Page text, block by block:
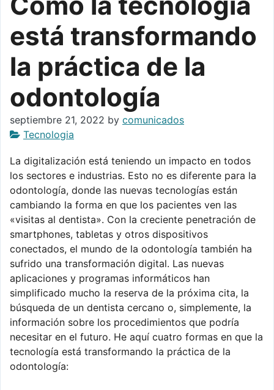
está transformando
la práctica de la
odontología
septiembre 21, 2022 by comunicados
Tecnologia
La digitalización está teniendo un impacto en todos
los sectores e industrias. Esto no es diferente para la
odontología, donde las nuevas tecnologías están
cambiando la forma en que los pacientes ven las
«visitas al dentista». Con la creciente penetración de
smartphones, tabletas y otros dispositivos
conectados, el mundo de la odontología también ha
sufrido una transformación digital. Las nuevas
aplicaciones y programas informáticos han
simplificado mucho la reserva de la próxima cita, la
búsqueda de un dentista cercano o, simplemente, la
información sobre los procedimientos que podría
necesitar en el futuro. He aquí cuatro formas en que la
tecnología está transformando la práctica de la
odontología: